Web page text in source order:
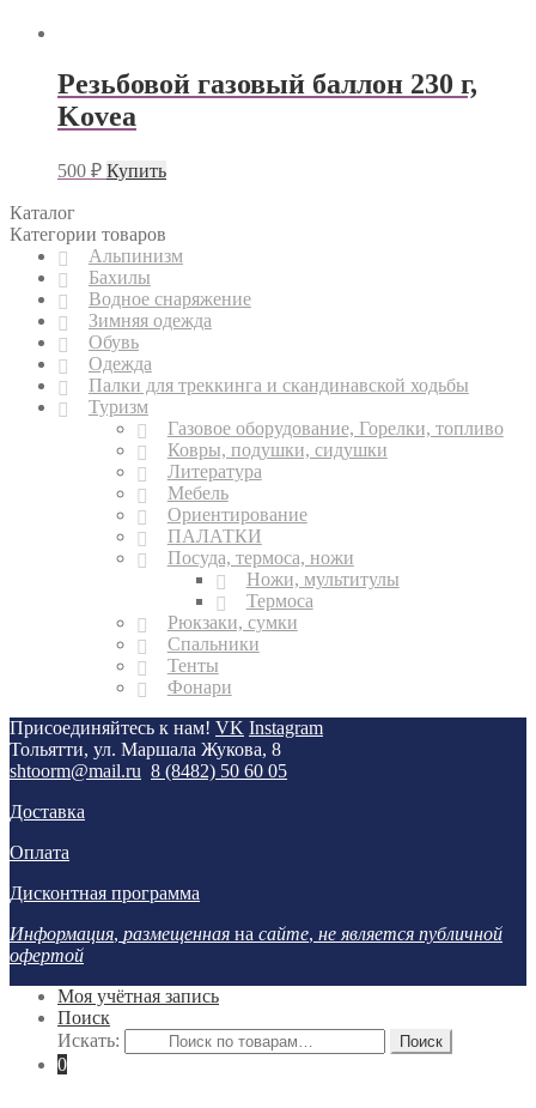
Резьбовой газовый баллон 230 г,
Kovea
500 ₽ Купить
Каталог
Категории товаров
Альпинизм
Бахилы
Водное снаряжение
Зимняя одежда
Обувь
Одежда
Палки для треккинга и скандинавской ходьбы
Туризм
Газовое оборудование, Горелки, топливо
Ковры, подушки, сидушки
Литература
Мебель
Ориентирование
ПАЛАТКИ
Посуда, термоса, ножи
Ножи, мультитулы
Термоса
Рюкзаки, сумки
Спальники
Тенты
Фонари
Присоединяйтесь к нам! VK Instagram
Тольятти, ул. Маршала Жукова, 8
shtoorm@mail.ru 8 (8482) 50 60 05
Доставка
Оплата
Дисконтная программа
Информация, размещенная на сайте, не является публичной
офертой
Моя учётная запись
Поиск
Искать:
0